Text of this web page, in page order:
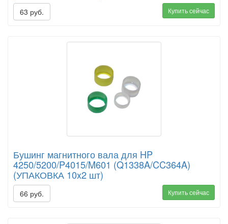
63 руб. Купить сейчас
Бушинг магнитного вала для HP
4250/5200/P4015/M601 (Q1338A/CC364A)
(УПАКОВКА 10x2 шт)
66 руб. Купить сейчас